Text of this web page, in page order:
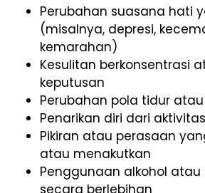
Perubahan suasana hati
(misalnya, depresi,
kemarahan)
Kesulitan berkonsentrasi
keputusan
Perubahan pola tidur
Penarikan diri dari
Pikiran atau perasaan
atau menakutkan
Penggunaan alkohol
secara berlebihan